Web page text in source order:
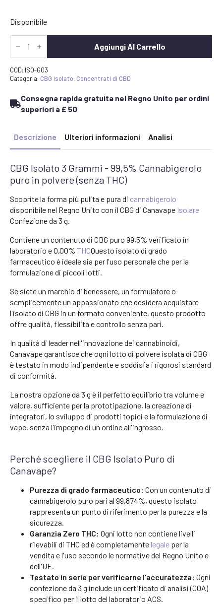
Disponibile
CBG
Isolato
Cannabigerolo
puro
polvere
quantità
Aggiungi Al Carrello
COD: ISO-G03
Categoria: CBG isolato,Concentrati di CBD
Consegna rapida gratuita nel Regno Unito per ordini
superiori a £ 50
Descrizione Ulteriori informazioni Analisi
CBG Isolato 3 Grammi - 99,5% Cannabigerolo
puro in polvere (senza THC)
Scoprite la forma più pulita e pura di cannabigerolo
disponibile nel Regno Unito con il CBG di Canavape Isolare
Confezione da 3 g.
Contiene un contenuto di CBG puro 99,5% verificato in
laboratorio e 0,00% THCQuesto isolato di grado
farmaceutico è ideale sia per l'uso personale che per la
formulazione di piccoli lotti.
Se siete un marchio di benessere, un formulatore o
semplicemente un appassionato che desidera acquistare
l'isolato di CBG in un formato conveniente, questo prodotto
offre qualità, flessibilità e controllo senza pari.
In qualità di leader nell'innovazione dei cannabinoidi,
Canavape garantisce che ogni lotto di polvere isolata di CBG
è testato in modo indipendente e soddisfa i rigorosi standard
di conformità.
La nostra opzione da 3 g è il perfetto equilibrio tra volume e
valore, sufficiente per la prototipazione, la creazione di
integratori, lo sviluppo di prodotti topici e la formulazione di
vape, senza l'impegno di un ordine all'ingrosso.
Perché scegliere il CBG Isolato Puro di
Canavape?
Purezza di grado farmaceutico: Con un contenuto di
cannabigerolo puro pari al 99,874%, questo isolato
rappresenta un punto di riferimento per la purezza e la
sicurezza.
Garanzia Zero THC: Ogni lotto non contiene livelli
rilevabili di THC ed è completamente legale per la
vendita e l'uso secondo le normative del Regno Unito e
dell'UE.
Testato in serie per verificarne l'accuratezza: Ogni
confezione da 3 g include un certificato di analisi (COA)
specifico per il lotto del laboratorio ACS.